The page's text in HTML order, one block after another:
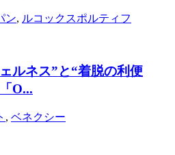
ン, ルコックスポルティフ
ルネス”と“着脱の利便
O...
, ベネクシー